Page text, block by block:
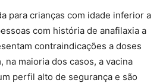
para crianças com idade inferior a
com história de anafilaxia a
contraindicações a doses
na maioria dos casos, a vacina
perfil alto de segurança e são